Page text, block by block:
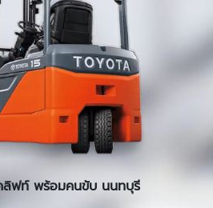
ลิฟท์ พร้อมคนขับ นนทบุรี